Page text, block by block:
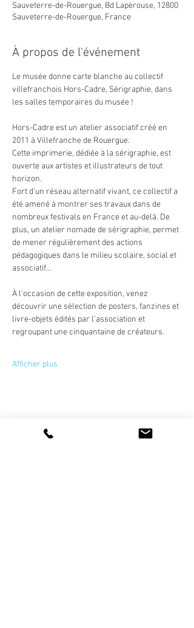
Sauveterre-de-Rouergue, Bd Lapèrouse, 12800
Sauveterre-de-Rouergue, France
À propos de l'événement
Le musée donne carte blanche au collectif
villefranchois Hors-Cadre, Sérigraphie, dans
les salles temporaires du musée !
Hors-Cadre est un atelier associatif créé en
2011 à Villefranche de Rouergue.
Cette imprimerie, dédiée à la sérigraphie, est
ouverte aux artistes et illustrateurs de tout
horizon.
Fort d'un réseau alternatif vivant, ce collectif a
été amené à montrer ses travaux dans de
nombreux festivals en France et au-delà. De
plus, un atelier nomade de sérigraphie, permet
de mener régulièrement des actions
pédagogiques dans le milieu scolaire, social et
associatif...
À l'occasion de cette exposition, venez
découvrir une sélection de posters, fanzines et
livre-objets édités par l'association et
regroupant une cinquantaine de créateurs.
Afficher plus
Partager cet événement